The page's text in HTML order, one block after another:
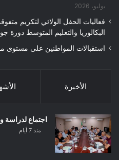
يوليو، 2026
فعاليات الحفل الولائي لتكريم
البكالوريا والتعليم المتوسط دورة جوان
استقبالات المواطنين على مستوى
الأخيرة
اجتماع لدراسة
منذ 7 أيام